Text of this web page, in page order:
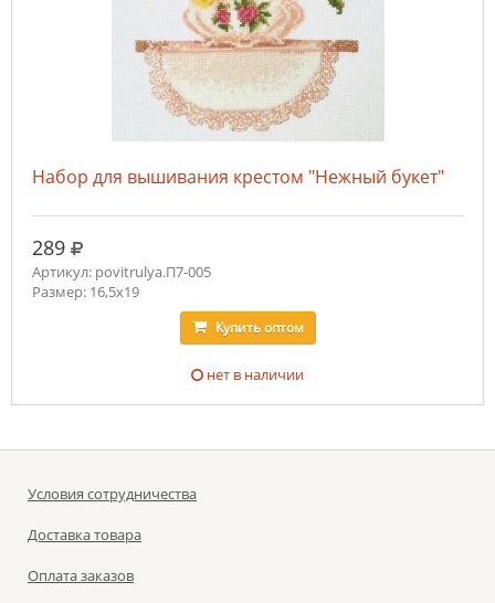
Набор для вышивания крестом "Нежный букет"
289 руб.
Артикул: povitrulya.П7-005
Размер: 16,5х19
Купитьоптом
нет в наличии
Условия сотрудничества
Доставка товара
Оплата заказов